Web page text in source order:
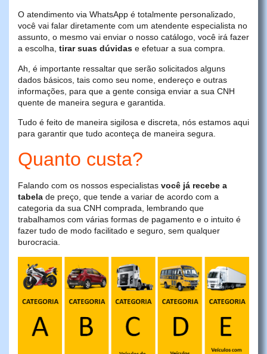
O atendimento via WhatsApp é totalmente personalizado,
você vai falar diretamente com um atendente especialista no
assunto, o mesmo vai enviar o nosso catálogo, você irá fazer
a escolha, tirar suas dúvidas e efetuar a sua compra.
Ah, é importante ressaltar que serão solicitados alguns
dados básicos, tais como seu nome, endereço e outras
informações, para que a gente consiga enviar a sua CNH
quente de maneira segura e garantida.
Tudo é feito de maneira sigilosa e discreta, nós estamos aqui
para garantir que tudo aconteça de maneira segura.
Quanto custa?
Falando com os nossos especialistas você já recebe a
tabela de preço, que tende a variar de acordo com a
categoria da sua CNH comprada, lembrando que
trabalhamos com várias formas de pagamento e o intuito é
fazer tudo de modo facilitado e seguro, sem qualquer
burocracia.